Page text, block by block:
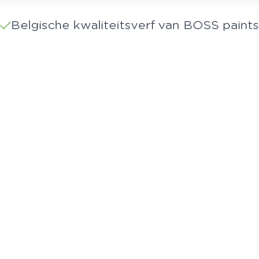
Belgische kwaliteitsverf van BOSS paints